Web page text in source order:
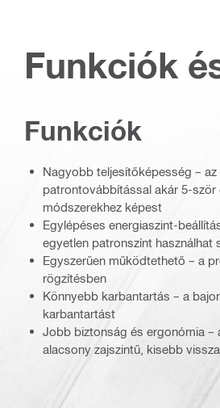
Funkciók
Funkciók
Nagyobb teljesítőképesség –
patrontovábbítással akár 5-
módszerekhez képest
Egylépéses energiaszint-
egyetlen patronszínt használhat
Egyszerűen működtethető – a
rögzítésben
Könnyebb karbantartás – a
karbantartást
Jobb biztonság és ergonómia –
alacsony zajszintű, kisebb